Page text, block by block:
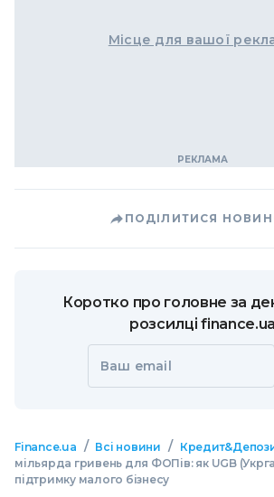
Місце для вашої
ПОДІЛИТИСЯ
Коротко про головне за
розсилці finance.ua
Ваш email
Finance.ua / Всі новини /
мільярда гривень для ФОПів: як UGB
підтримку малого бізнесу